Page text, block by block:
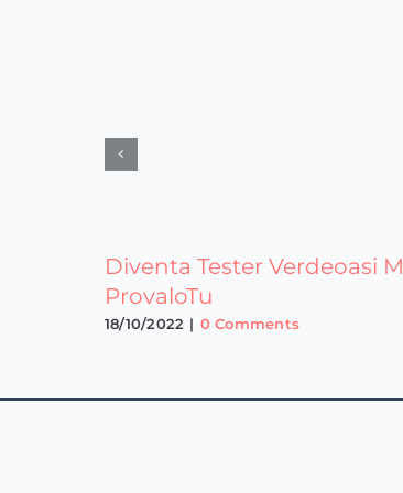
Diventa Tester Verdeoasi
ProvaloTu
18/10/2022 | 0 Comments